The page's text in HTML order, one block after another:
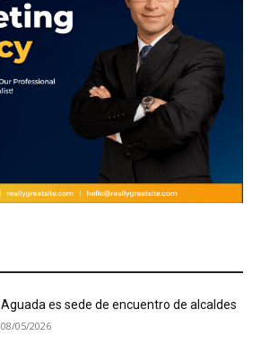
Aguada es sede de encuentro de alcaldes
08/05/2026